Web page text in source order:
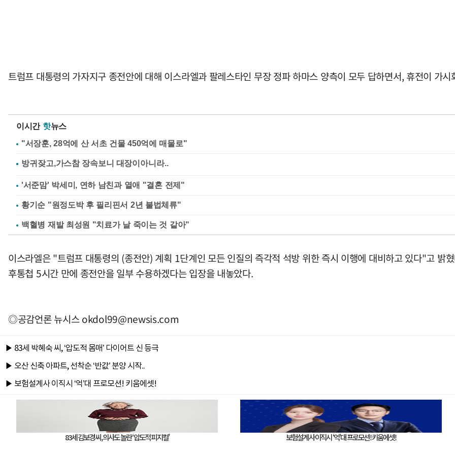
트럼프 대통령의 가자지구 종전안에 대해 이스라엘과 팔레스타인 무장 정파 하마스 양측이 모두 답하면서, 휴전이 가시
이시간 핫뉴스
"서장훈, 28억에 산 서초 건물 450억에 매물로"
'서준맘' 박세미, 연하 남친과 열애 "결혼 전제"
황기순 "원정도박 후 필리핀서 2년 불법체류"
백혈병 재발 최성원 "치료가 날 죽이는 것 같아"
이스라엘은 "트럼프 대통령의 (종전안) 계획 1단계인 모든 인질의 즉각적 석방 위한 즉시 이행에 대비하고 있다"고 밝
후통첩 5시간 만에 종전안을 일부 수용하겠다는 입장을 내놓았다.
◎공감언론 뉴시스okdol99@newsis.com